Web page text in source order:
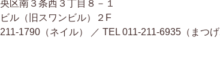
区南３条西３丁目８－１
ル（旧スワンビル）２F
1790（ネイル） ／ TEL 011-211-6935（まつげ